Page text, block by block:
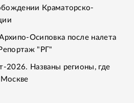
Краматорско-
Осиповка после налета
"РГ"
2026. Названы регионы, где